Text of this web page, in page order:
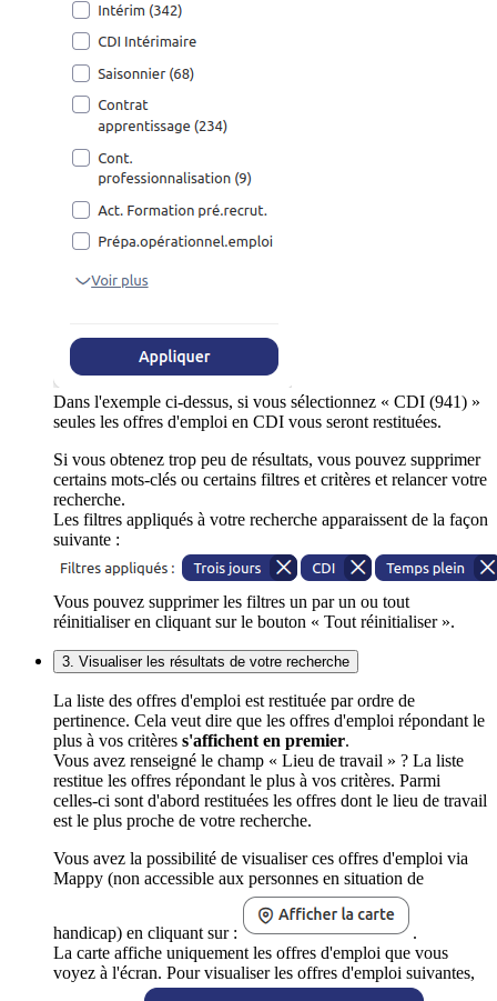
Dans l'exemple ci-dessus, si vous sélectionnez « CDI (941) »
seules les offres d'emploi en CDI vous seront restituées.
Si vous obtenez trop peu de résultats, vous pouvez supprimer
certains mots-clés ou certains filtres et critères et relancer votre
recherche.
Les filtres appliqués à votre recherche apparaissent de la façon
suivante :
Vous pouvez supprimer les filtres un par un ou tout
réinitialiser en cliquant sur le bouton « Tout réinitialiser ».
3. Visualiser les résultats de votre recherche
La liste des offres d'emploi est restituée par ordre de
pertinence. Cela veut dire que les offres d'emploi répondant le
plus à vos critères s'affichent en premier.
Vous avez renseigné le champ « Lieu de travail » ? La liste
restitue les offres répondant le plus à vos critères. Parmi
celles-ci sont d'abord restituées les offres dont le lieu de travail
est le plus proche de votre recherche.
Vous avez la possibilité de visualiser ces offres d'emploi via
Mappy (non accessible aux personnes en situation de
handicap) en cliquant sur :
.
La carte affiche uniquement les offres d'emploi que vous
voyez à l'écran. Pour visualiser les offres d'emploi suivantes,